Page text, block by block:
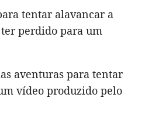
tentar alavancar a
perdido para um
aventuras para tentar
vídeo produzido pelo